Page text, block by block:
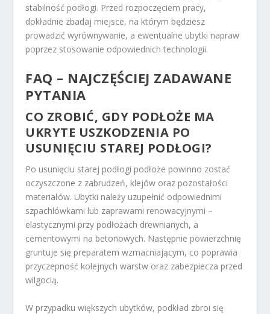
stabilność podłogi. Przed rozpoczęciem pracy,
dokładnie zbadaj miejsce, na którym będziesz
prowadzić wyrównywanie, a ewentualne ubytki napraw
poprzez stosowanie odpowiednich technologii.
FAQ – NAJCZĘŚCIEJ ZADAWANE
PYTANIA
CO ZROBIĆ, GDY PODŁOŻE MA
UKRYTE USZKODZENIA PO
USUNIĘCIU STAREJ PODŁOGI?
Po usunięciu starej podłogi podłoże powinno zostać
oczyszczone z zabrudzeń, klejów oraz pozostałości
materiałów. Ubytki należy uzupełnić odpowiednimi
szpachlówkami lub zaprawami renowacyjnymi –
elastycznymi przy podłożach drewnianych, a
cementowymi na betonowych. Następnie powierzchnię
gruntuje się preparatem wzmacniającym, co poprawia
przyczepność kolejnych warstw oraz zabezpiecza przed
wilgocią.
W przypadku większych ubytków, podkład zbroi się